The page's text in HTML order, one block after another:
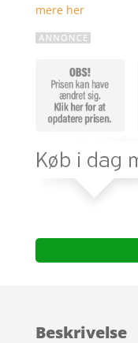
mere her
Beskrivelse